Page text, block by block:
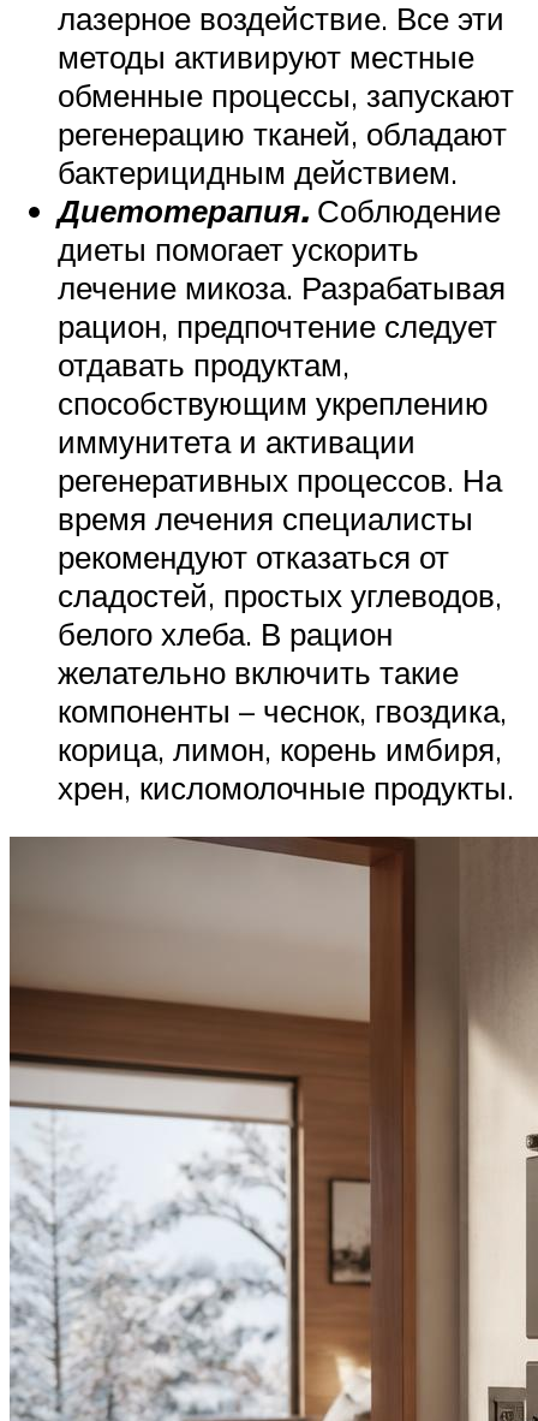
лазерное воздействие. Все эти
методы активируют местные
обменные процессы, запускают
регенерацию тканей, обладают
бактерицидным действием.
Диетотерапия. Соблюдение
диеты помогает ускорить
лечение микоза. Разрабатывая
рацион, предпочтение следует
отдавать продуктам,
способствующим укреплению
иммунитета и активации
регенеративных процессов. На
время лечения специалисты
рекомендуют отказаться от
сладостей, простых углеводов,
белого хлеба. В рацион
желательно включить такие
компоненты – чеснок, гвоздика,
корица, лимон, корень имбиря,
хрен, кисломолочные продукты.